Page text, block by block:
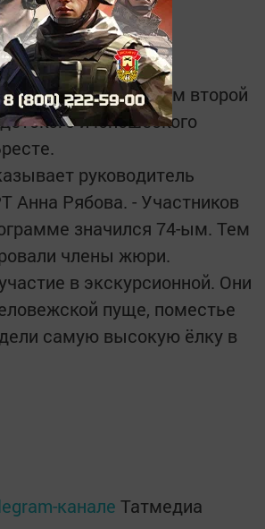
стал лауреатом второй
и юношеского
руководитель
Анна Рябова. - Участников
значился 74-ым. Тем
члены жюри.
в экскурсионной. Они
пуще, поместье
самую высокую ёлку в
канале Татмедиа